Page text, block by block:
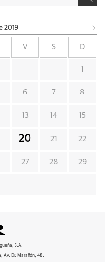
2019
V S D
1
6 7 8
13 14 15
20 21 22
27 28 29
S.A.
Av. Dr. Marañón, 48.